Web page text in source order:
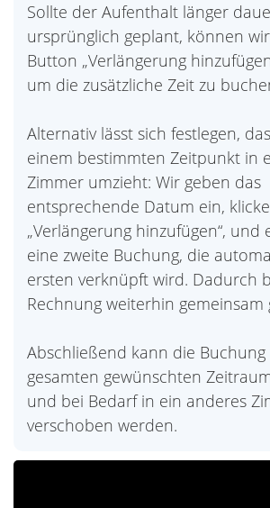
Sollte der Aufenthalt länger
ursprünglich geplant, können
Button „Verlängerung
um die zusätzliche Zeit zu
Alternativ lässt sich festlegen,
einem bestimmten Zeitpunkt in
Zimmer umzieht: Wir geben das
entsprechende Datum ein,
„Verlängerung hinzufügen“, und
eine zweite Buchung, die
ersten verknüpft wird. Dadurch
Rechnung weiterhin gemeinsam
Abschließend kann die
gesamten gewünschten
und bei Bedarf in ein anderes
verschoben werden.